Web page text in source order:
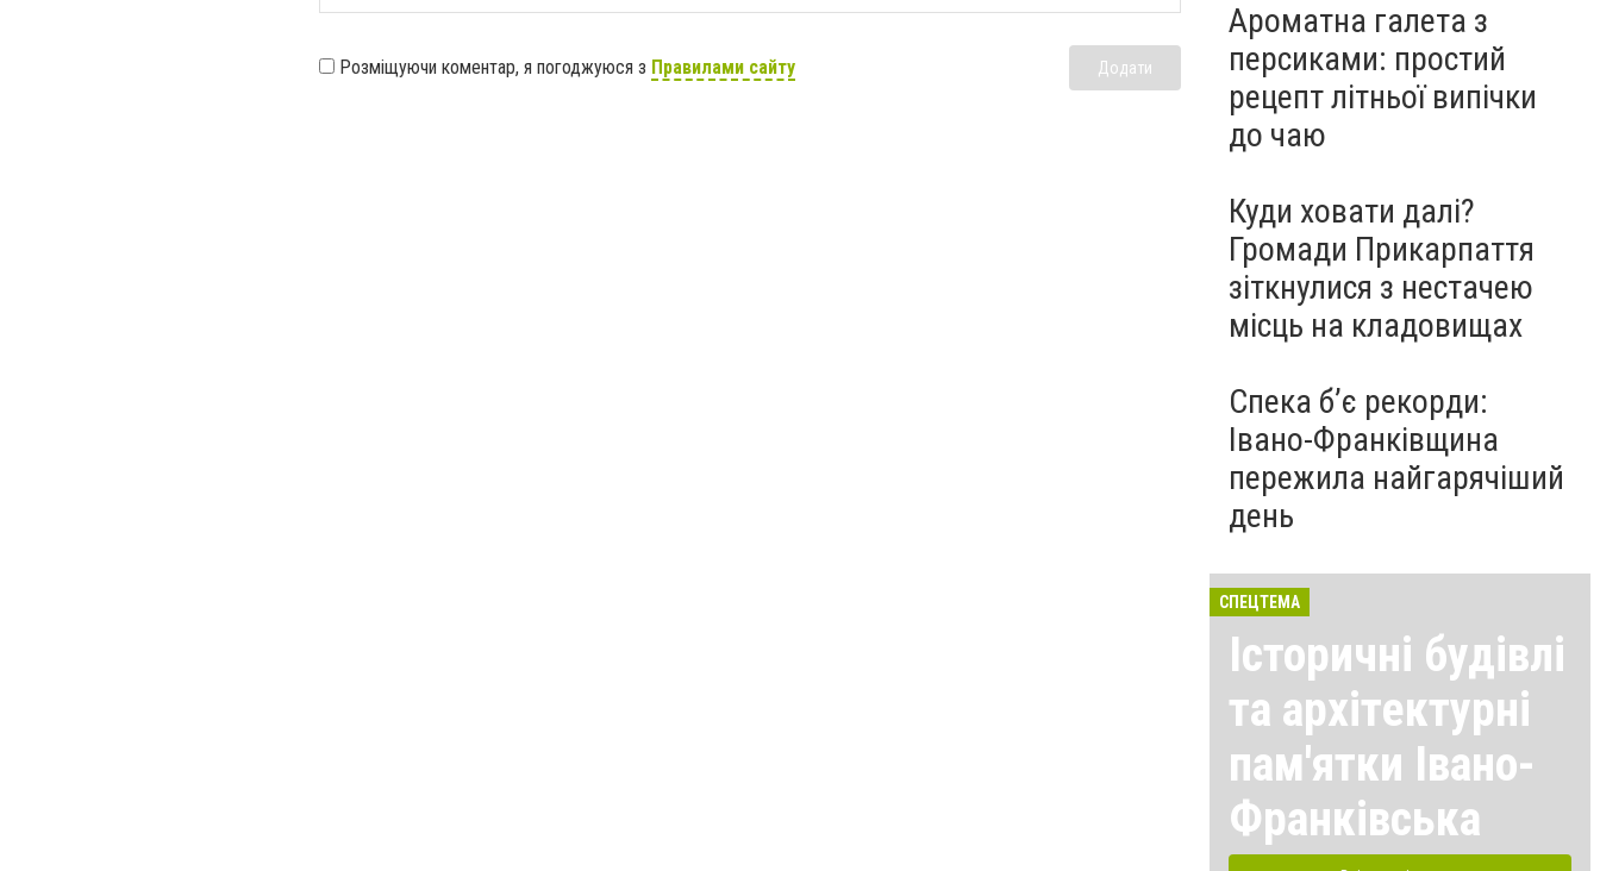
Розміщуючи коментар, я погоджуюся з Правилами сайту Додати
Ароматна галета з
персиками: простий
рецепт літньої випічки
до чаю
Куди ховати далі?
Громади Прикарпаття
зіткнулися з нестачею
місць на кладовищах
Спека б’є рекорди:
Івано-Франківщина
пережила найгарячіший
день
СПЕЦТЕМА
Історичні будівлі
та архітектурні
пам'ятки Івано-
Франківська